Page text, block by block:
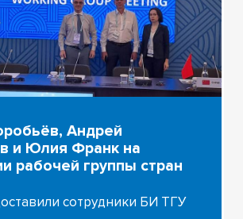
Андрей
и Юлия Франк на
рабочей группы стран
сотрудники БИ ТГУ